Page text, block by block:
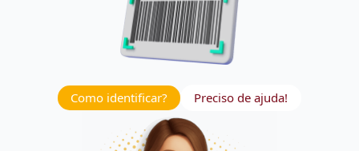
Como identificar? Preciso de ajuda!